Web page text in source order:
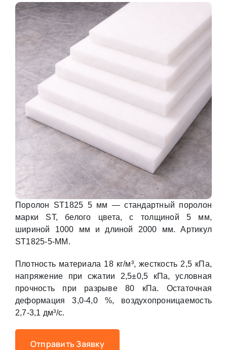
Поролон ST1825 5 мм — стандартный поролон
марки ST, белого цвета, с толщиной 5 мм,
шириной 1000 мм и длиной 2000 мм. Артикул
ST1825-5-MM.
Плотность материала 18 кг/м³, жесткость 2,5 кПа,
напряжение при сжатии 2,5±0,5 кПа, условная
прочность при разрыве 80 кПа. Остаточная
деформация 3,0-4,0 %, воздухопроницаемость
2,7-3,1 дм³/с.
Отправить Заявку